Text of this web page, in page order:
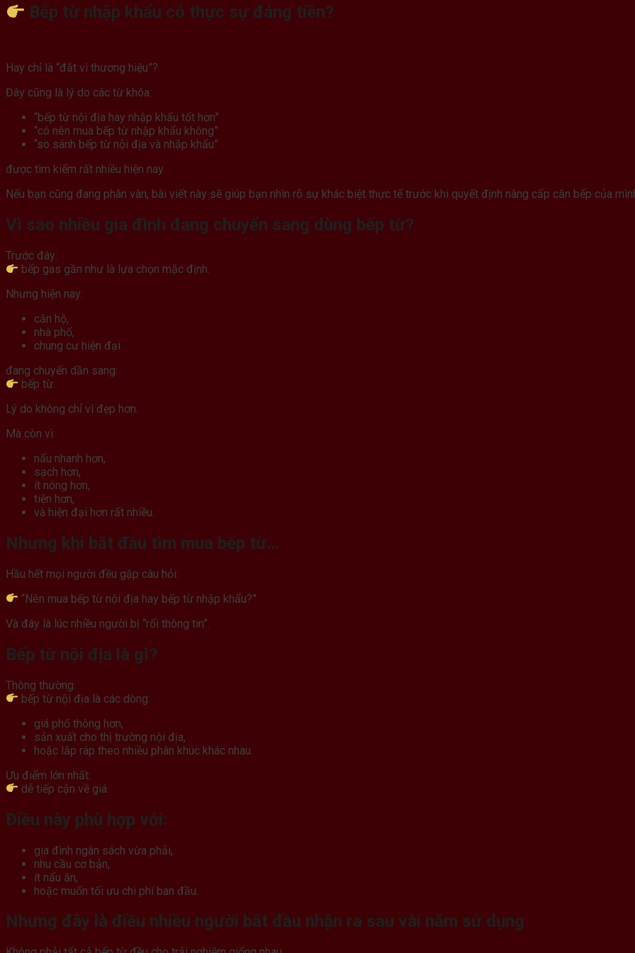
Bếp từ nhập khẩu có thực sự đáng tiền?
Hay chỉ là “đắt vì thương hiệu”?
Đây cũng là lý do các từ khóa:
“bếp từ nội địa hay nhập khẩu tốt hơn”
“có nên mua bếp từ nhập khẩu không”
“so sánh bếp từ nội địa và nhập khẩu”
được tìm kiếm rất nhiều hiện nay.
Nếu bạn cũng đang phân vân, bài viết này sẽ giúp bạn nhìn rõ sự khác biệt thực tế trước khi quyết định nâng cấp căn bếp của
Vì sao nhiều gia đình đang chuyển sang dùng bếp từ?
Trước đây:
bếp gas gần như là lựa chọn mặc định.
Nhưng hiện nay:
căn hộ,
nhà phố,
chung cư hiện đại
đang chuyển dần sang:
bếp từ.
Lý do không chỉ vì đẹp hơn.
Mà còn vì:
nấu nhanh hơn,
sạch hơn,
ít nóng hơn,
tiện hơn,
và hiện đại hơn rất nhiều.
Nhưng khi bắt đầu tìm mua bếp từ…
Hầu hết mọi người đều gặp câu hỏi:
“Nên mua bếp từ nội địa hay bếp từ nhập khẩu?”
Và đây là lúc nhiều người bị “rối thông tin”.
Bếp từ nội địa là gì?
Thông thường:
bếp từ nội địa là các dòng:
giá phổ thông hơn,
sản xuất cho thị trường nội địa,
hoặc lắp ráp theo nhiều phân khúc khác nhau.
Ưu điểm lớn nhất:
dễ tiếp cận về giá.
Điều này phù hợp với:
gia đình ngân sách vừa phải,
nhu cầu cơ bản,
ít nấu ăn,
hoặc muốn tối ưu chi phí ban đầu.
Nhưng đây là điều nhiều người bắt đầu nhận ra sau vài năm sử dụng